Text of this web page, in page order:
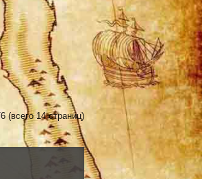
(всего 14 страниц)